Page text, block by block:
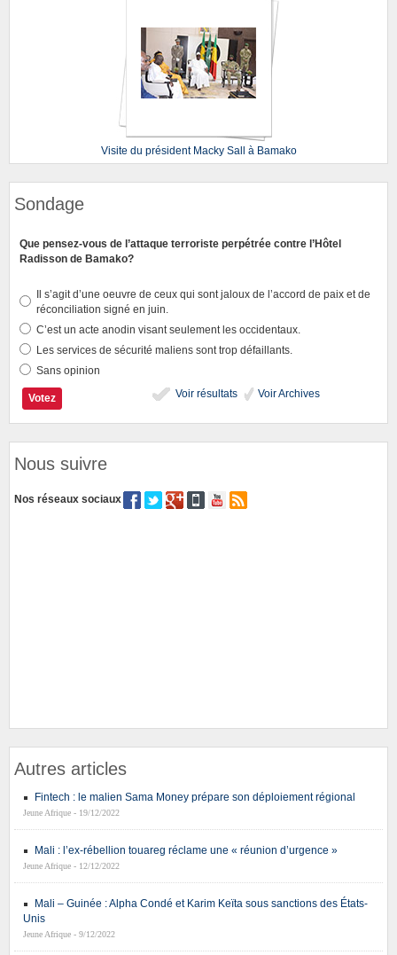
Visite du président Macky Sall à Bamako
Sondage
Que pensez-vous de l’attaque terroriste perpétrée contre l’Hôtel
Radisson de Bamako?
Il s’agit d’une oeuvre de ceux qui sont jaloux de l’accord de paix et de
réconciliation signé en juin.
C’est un acte anodin visant seulement les occidentaux.
Les services de sécurité maliens sont trop défaillants.
Sans opinion
Voir résultats
Voir Archives
Nous suivre
Nos réseaux sociaux
Autres articles
Fintech : le malien Sama Money prépare son déploiement régional
Jeune Afrique - 19/12/2022
Mali : l’ex-rébellion touareg réclame une « réunion d’urgence »
Jeune Afrique - 12/12/2022
Mali – Guinée : Alpha Condé et Karim Keïta sous sanctions des États-
Unis
Jeune Afrique - 9/12/2022